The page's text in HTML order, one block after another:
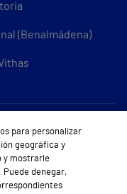
(Benalmádena)
para personalizar
geográfica y
y mostrarle
Puede denegar,